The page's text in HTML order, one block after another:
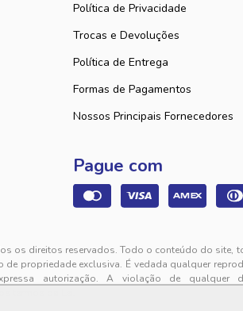
Política de Privacidade
Trocas e Devoluções
Política de Entrega
Formas de Pagamentos
Nossos Principais Fornecedores
Pague com
os direitos reservados. Todo o conteúdo do
propriedade exclusiva. É vedada qualquer
autorização. A violação de qualquer